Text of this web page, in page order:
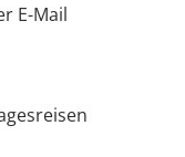
E-Mail